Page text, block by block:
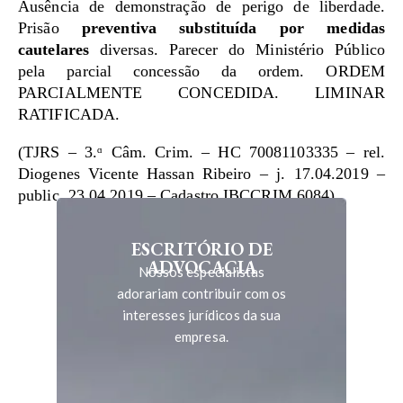
Ausência de demonstração de perigo de liberdade.
Prisão preventiva substituída por medidas
cautelares diversas. Parecer do Ministério Público
pela parcial concessão da ordem. ORDEM
PARCIALMENTE CONCEDIDA. LIMINAR
RATIFICADA.
(TJRS – 3.ᵅ Câm. Crim. – HC 70081103335 – rel.
Diogenes Vicente Hassan Ribeiro – j. 17.04.2019 –
public. 23.04.2019 – Cadastro IBCCRIM 6084)
ESCRITÓRIO DE
ADVOCACIA
Nossos especialistas
adorariam contribuir com os
interesses jurídicos da sua
empresa.